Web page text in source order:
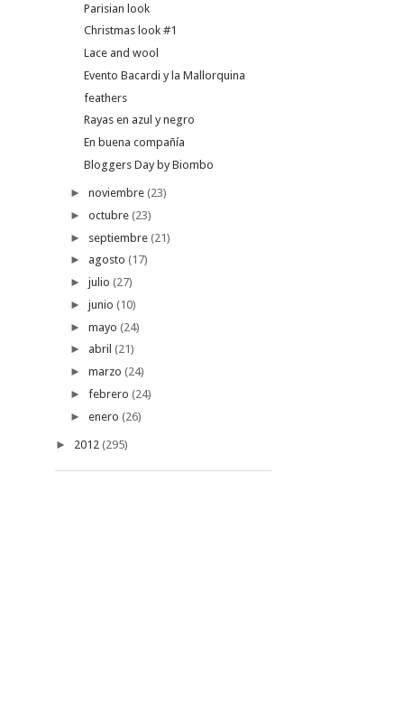
Parisian look
Christmas look #1
Lace and wool
Evento Bacardi y la Mallorquina
feathers
Rayas en azul y negro
En buena compañía
Bloggers Day by Biombo
► noviembre (23)
► octubre (23)
► septiembre (21)
► agosto (17)
► julio (27)
► junio (10)
► mayo (24)
► abril (21)
► marzo (24)
► febrero (24)
► enero (26)
► 2012 (295)